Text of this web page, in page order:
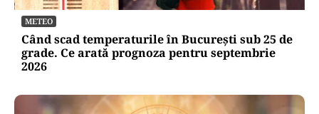
METEO
Când scad temperaturile în București sub 25 de
grade. Ce arată prognoza pentru septembrie
2026